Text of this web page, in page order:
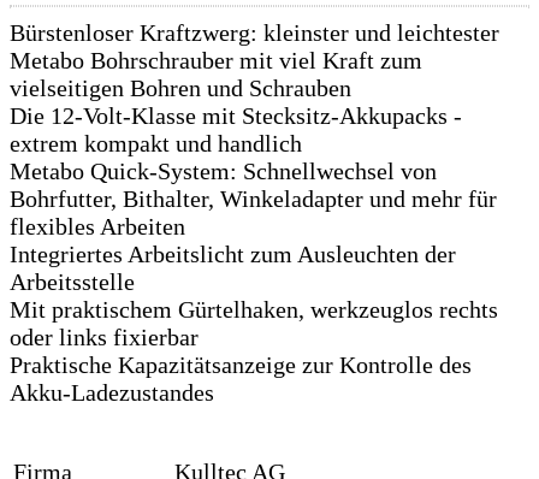
Bürstenloser Kraftzwerg: kleinster und leichtester
Metabo Bohrschrauber mit viel Kraft zum
vielseitigen Bohren und Schrauben
Die 12-Volt-Klasse mit Stecksitz-Akkupacks -
extrem kompakt und handlich
Metabo Quick-System: Schnellwechsel von
Bohrfutter, Bithalter, Winkeladapter und mehr für
flexibles Arbeiten
Integriertes Arbeitslicht zum Ausleuchten der
Arbeitsstelle
Mit praktischem Gürtelhaken, werkzeuglos rechts
oder links fixierbar
Praktische Kapazitätsanzeige zur Kontrolle des
Akku-Ladezustandes
Firma Kulltec AG